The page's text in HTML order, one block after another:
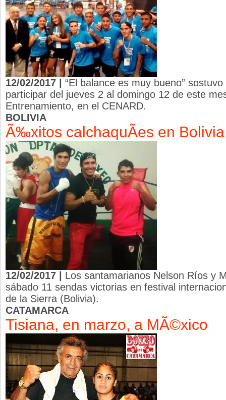
12/02/2017 | “El balance es muy bueno”
participar del jueves 2 al domingo 12 de este
Entrenamiento, en el CENARD.
BOLIVIA
Ã‰xitos calchaquÃ­es en Bolivia
12/02/2017 | Los santamarianos Nelson Ríos y
sábado 11 sendas victorias en festival
de la Sierra (Bolivia).
CATAMARCA
Tisiana, en marzo, a MÃ©xico